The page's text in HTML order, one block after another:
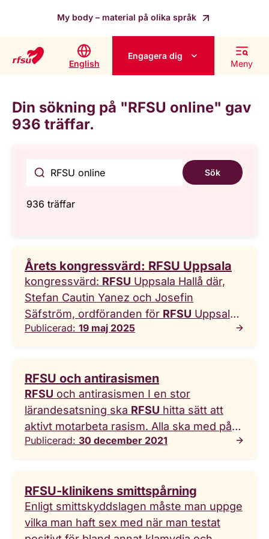
My body – material på olika språk
English
Engagera dig
Meny
Din sökning på "RFSU online" gav
936 träffar.
Sök
936 träffar
Årets kongressvärd: RFSU Uppsala
kongressvärd: RFSU Uppsala Hallå där,
Stefan Cautin Yanez och Josefin
Säfström, ordföranden för RFSU Uppsala!
RFSUUppsala är i år värd för
motiveringen attRFSUUppsala fyller ...
det jätteroligt att få sätta Uppsala på
RFSU-kartan. Att bli utnämnd till
kongressvärd är verkligen kronan på
verket! Vad händer under kongressen?
kongressombud och volontärer
Publicerad: 19 maj 2025
RFSU och antirasismen
RFSU och antirasismen I en stor
lärandesatsning ska RFSU hitta sätt att
aktivt motarbeta rasism. Alla ska med på
tåget, såväl anställda som
rasism. Alla ska med på tåget ... var
okunskapen stor.RFSU har länge varit en
vit organisation. Det märks på vilka som är
Publicerad: 30 december 2021
RFSU-klinikens smittspårning
Enligt smittskyddslagen måste man uppge
vilka man haft sex med när man testat